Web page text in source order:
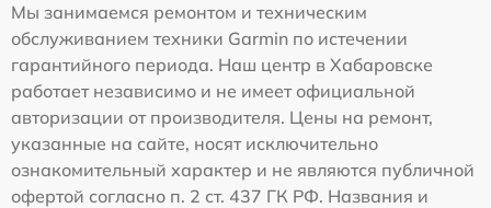
Мы занимаемся ремонтом и техническим
обслуживанием техники Garmin по истечении
гарантийного периода. Наш центр в Хабаровске
работает независимо и не имеет официальной
авторизации от производителя. Цены на ремонт,
указанные на сайте, носят исключительно
ознакомительный характер и не являются публичной
офертой согласно п. 2 ст. 437 ГК РФ. Названия и